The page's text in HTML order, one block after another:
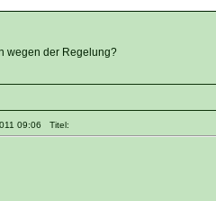
wegen der Regelung?
09:06 Titel: